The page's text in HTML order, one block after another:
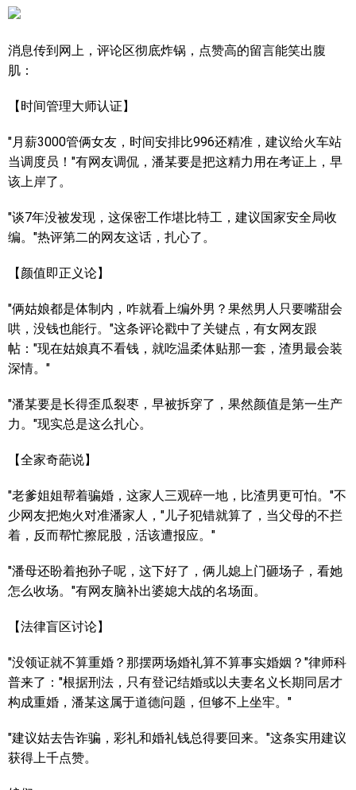
消息传到网上，评论区彻底炸锅，点赞高的留言能笑出腹
肌：
【时间管理大师认证】
"月薪3000管俩女友，时间安排比996还精准，建议给火车站
当调度员！"有网友调侃，潘某要是把这精力用在考证上，早
该上岸了。
"谈7年没被发现，这保密工作堪比特工，建议国家安全局收
编。"热评第二的网友这话，扎心了。
【颜值即正义论】
"俩姑娘都是体制内，咋就看上编外男？果然男人只要嘴甜会
哄，没钱也能行。"这条评论戳中了关键点，有女网友跟
帖："现在姑娘真不看钱，就吃温柔体贴那一套，渣男最会装
深情。"
"潘某要是长得歪瓜裂枣，早被拆穿了，果然颜值是第一生产
力。"现实总是这么扎心。
【全家奇葩说】
"老爹姐姐帮着骗婚，这家人三观碎一地，比渣男更可怕。"不
少网友把炮火对准潘家人，"儿子犯错就算了，当父母的不拦
着，反而帮忙擦屁股，活该遭报应。"
"潘母还盼着抱孙子呢，这下好了，俩儿媳上门砸场子，看她
怎么收场。"有网友脑补出婆媳大战的名场面。
【法律盲区讨论】
"没领证就不算重婚？那摆两场婚礼算不算事实婚姻？"律师科
普来了："根据刑法，只有登记结婚或以夫妻名义长期同居才
构成重婚，潘某这属于道德问题，但够不上坐牢。"
"建议姑去告诈骗，彩礼和婚礼钱总得要回来。"这条实用建议
获得上千点赞。